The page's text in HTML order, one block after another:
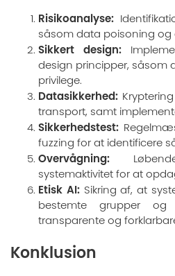
Risikoanalyse:
såsom data poisoning og
Sikkert design:
design principper, såsom
privilege.
Datasikkerhed:
transport, samt
Sikkerhedstest:
fuzzing for at identificere
Overvågning:
systemaktivitet for at
Etisk AI:Sikring af, at
bestemte grupper
transparente og
Konklusion